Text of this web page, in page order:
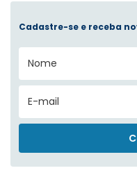
Cadastre-se e receba